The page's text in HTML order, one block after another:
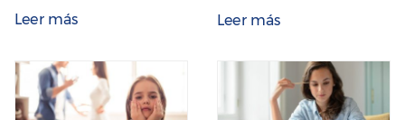
Leer más
Leer más